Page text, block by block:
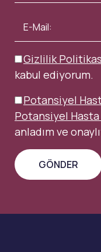
Gizlilik
kabul ediyorum.
Potansiyel
Potansiyel
anladım ve